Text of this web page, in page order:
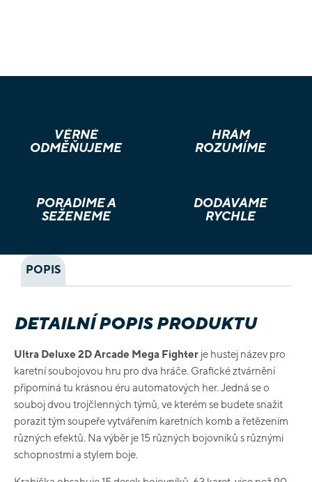
VĚRNÉ
ODMĚŇUJEME
HRÁM
ROZUMÍME
PORADÍME A
SEŽENEME
DODÁVÁME
RYCHLE
POPIS
DETAILNÍ POPIS PRODUKTU
Ultra Deluxe 2D Arcade Mega Fighter je hustej název pro
karetní soubojovou hru pro dva hráče. Grafické ztvárnění
připomíná tu krásnou éru automatových her. Jedná se o
souboj dvou trojčlenných týmů, ve kterém se budete snažit
porazit tým soupeře vytvářením karetních komb a řetězením
různých efektů. Na výběr je 15 různých bojovníků s různými
schopnostmi a stylem boje.